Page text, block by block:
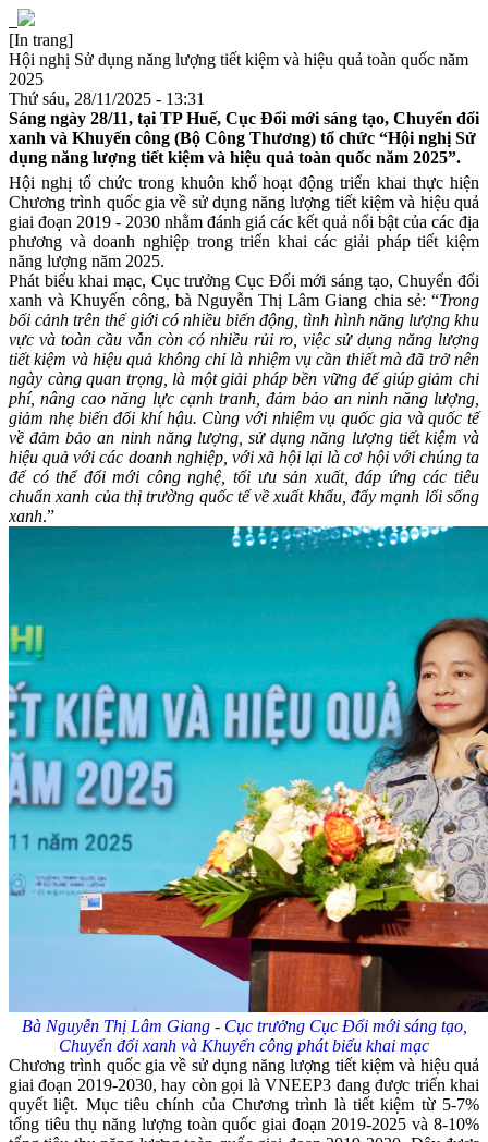
[In trang]
Hội nghị Sử dụng năng lượng tiết kiệm và hiệu quả toàn quốc năm
2025
Thứ sáu, 28/11/2025 - 13:31
Sáng ngày 28/11, tại TP Huế, Cục Đổi mới sáng tạo, Chuyển đổi
xanh và Khuyến công (Bộ Công Thương) tổ chức “Hội nghị Sử
dụng năng lượng tiết kiệm và hiệu quả toàn quốc năm 2025”.
Hội nghị tổ chức trong khuôn khổ hoạt động triển khai thực hiện
Chương trình quốc gia về sử dụng năng lượng tiết kiệm và hiệu quả
giai đoạn 2019 - 2030 nhằm đánh giá các kết quả nổi bật của các địa
phương và doanh nghiệp trong triển khai các giải pháp tiết kiệm
năng lượng năm 2025.
Phát biểu khai mạc, Cục trưởng Cục Đổi mới sáng tạo, Chuyển đổi
xanh và Khuyến công, bà Nguyễn Thị Lâm Giang chia sẻ: “Trong
bối cảnh trên thế giới có nhiều biến động, tình hình năng lượng khu
vực và toàn cầu vẫn còn có nhiều rủi ro, việc sử dụng năng lượng
tiết kiệm và hiệu quả không chỉ là nhiệm vụ cần thiết mà đã trở nên
ngày càng quan trọng, là một giải pháp bền vững để giúp giảm chi
phí, nâng cao năng lực cạnh tranh, đảm bảo an ninh năng lượng,
giảm nhẹ biến đổi khí hậu. Cùng với nhiệm vụ quốc gia và quốc tế
về đảm bảo an ninh năng lượng, sử dụng năng lượng tiết kiệm và
hiệu quả với các doanh nghiệp, với xã hội lại là cơ hội với chúng ta
để có thể đổi mới công nghệ, tối ưu sản xuất, đáp ứng các tiêu
chuẩn xanh của thị trường quốc tế về xuất khẩu, đẩy mạnh lối sống
xanh.”
Bà Nguyễn Thị Lâm Giang - Cục trưởng Cục Đổi mới sáng tạo,
Chuyển đổi xanh và Khuyến công phát biểu khai mạc
Chương trình quốc gia về sử dụng năng lượng tiết kiệm và hiệu quả
giai đoạn 2019-2030, hay còn gọi là VNEEP3 đang được triển khai
quyết liệt. Mục tiêu chính của Chương trình là tiết kiệm từ 5-7%
tổng tiêu thụ năng lượng toàn quốc giai đoạn 2019-2025 và 8-10%